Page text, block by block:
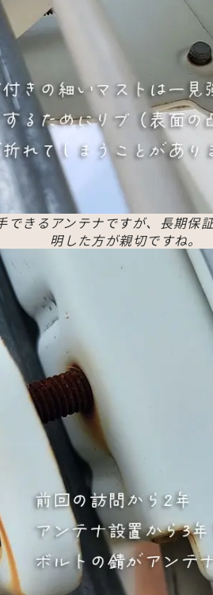
きるアンテナですが、長期
明した方が親切ですね。